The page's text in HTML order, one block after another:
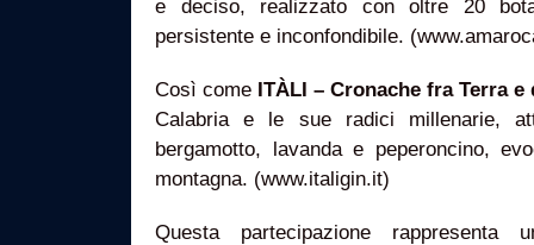
e deciso, realizzato con oltre 20
persistente e inconfondibile.
Così come ITÀLI – Cronache fra Terra e
Calabria e le sue radici millenarie,
bergamotto, lavanda e peperoncino,
montagna. (www.italigin.it)
Questa partecipazione rappresenta